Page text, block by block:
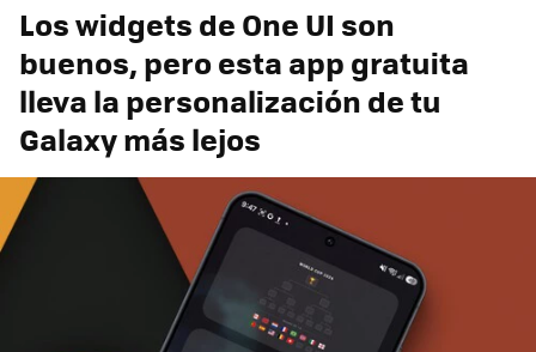
Los widgets de One UI son
buenos, pero esta app gratuita
lleva la personalización de tu
Galaxy más lejos